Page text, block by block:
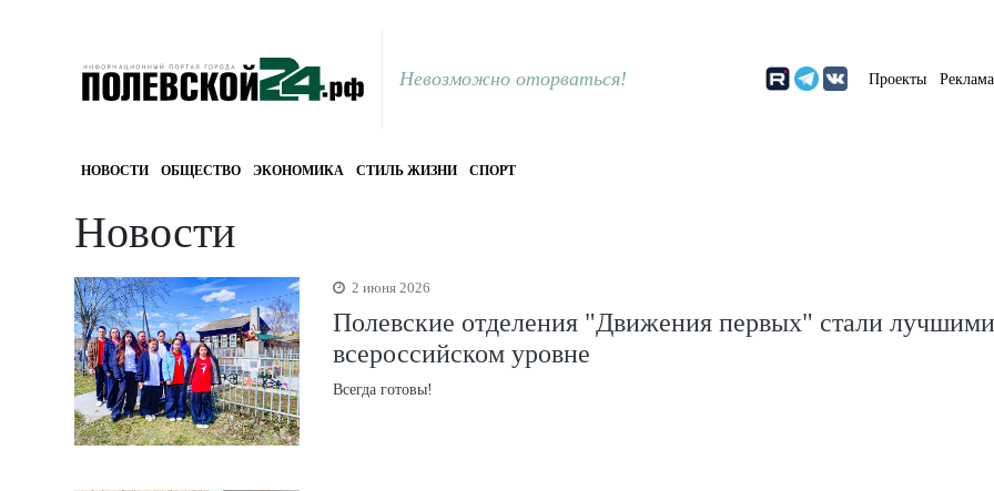
Невозможно оторваться! Проекты Реклама
НОВОСТИ ОБЩЕСТВО ЭКОНОМИКА СТИЛЬ ЖИЗНИ СПОРТ
Новости
2 июня 2026
Полевские отделения "Движения первых" стали
всероссийском уровне
Всегда готовы!